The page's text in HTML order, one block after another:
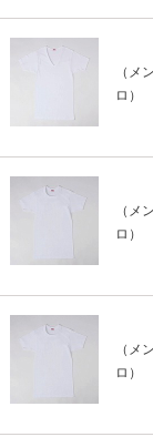
（
ロ）
（
ロ）
（
ロ）